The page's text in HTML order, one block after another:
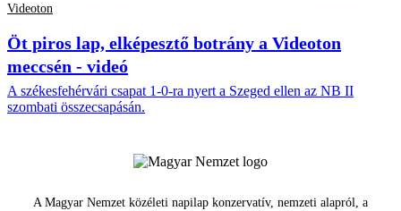
Videoton
Öt piros lap, elképesztő botrány a Videoton
meccsén - videó
A székesfehérvári csapat 1-0-ra nyert a Szeged ellen az NB II
szombati összecsapásán.
A Magyar Nemzet közéleti napilap konzervatív, nemzeti alapról, a